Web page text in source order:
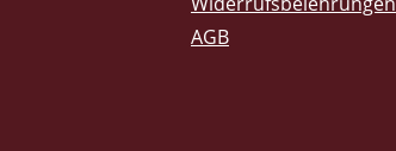
AGB